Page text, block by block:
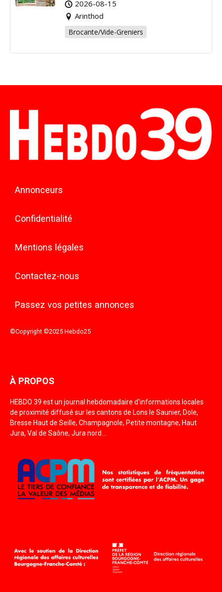
2026-08-15
Arinthod
Brocante/Vide-Greniers